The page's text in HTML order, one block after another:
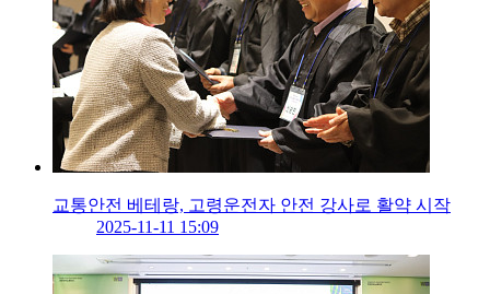
교통안전 베테랑, 고령운전자 안전 강사로 활약 시작
2025-11-11 15:09